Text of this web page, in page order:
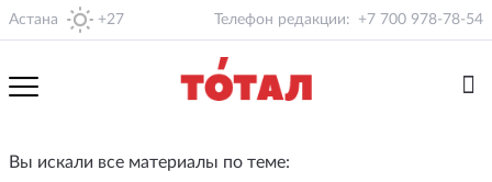
Астана +27 Телефон редакции: +7 700 978-78-54
Вы искали все материалы по теме: